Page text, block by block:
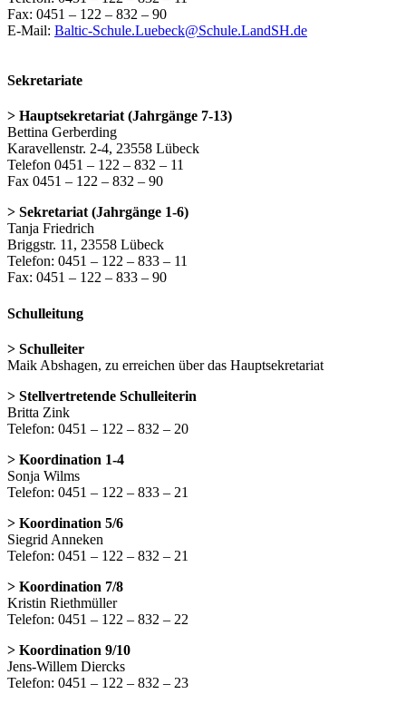
Fax: 0451 – 122 – 832 – 90
E-Mail: Baltic-Schule.Luebeck@Schule.LandSH.de
Sekretariate
> Hauptsekretariat (Jahrgänge 7-13)
Bettina Gerberding
Karavellenstr. 2-4, 23558 Lübeck
Telefon 0451 – 122 – 832 – 11
Fax 0451 – 122 – 832 – 90
> Sekretariat (Jahrgänge 1-6)
Tanja Friedrich
Briggstr. 11, 23558 Lübeck
Telefon: 0451 – 122 – 833 – 11
Fax: 0451 – 122 – 833 – 90
Schulleitung
> Schulleiter
Maik Abshagen, zu erreichen über das Hauptsekretariat
> Stellvertretende Schulleiterin
Britta Zink
Telefon: 0451 – 122 – 832 – 20
> Koordination 1-4
Sonja Wilms
Telefon: 0451 – 122 – 833 – 21
> Koordination 5/6
Siegrid Anneken
Telefon: 0451 – 122 – 832 – 21
> Koordination 7/8
Kristin Riethmüller
Telefon: 0451 – 122 – 832 – 22
> Koordination 9/10
Jens-Willem Diercks
Telefon: 0451 – 122 – 832 – 23